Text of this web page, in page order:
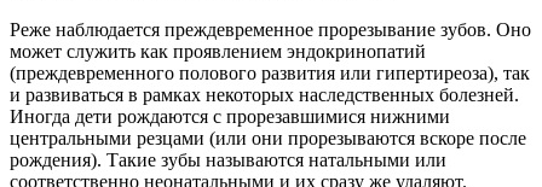
Реже наблюдается преждевременное прорезывание зубов. Оно
может служить как проявлением эндокринопатий
(преждевременного полового развития или гипертиреоза), так
и развиваться в рамках некоторых наследственных болезней.
Иногда дети рождаются с прорезавшимися нижними
центральными резцами (или они прорезываются вскоре после
рождения). Такие зубы называются натальными или
соответственно неонатальными и их сразу же удаляют.